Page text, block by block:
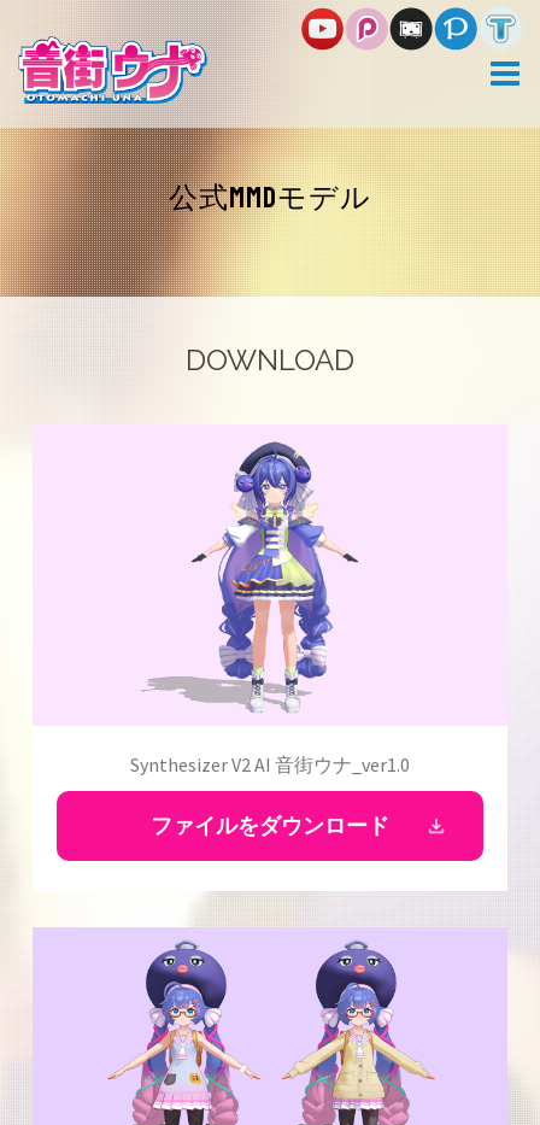
コ
ン
テ
ン
ツ
へ
ス
キ
ッ
プ
公式MMDモデル
DOWNLOAD
Synthesizer V2 AI 音街ウナ_ver1.0
ファイルをダウンロード